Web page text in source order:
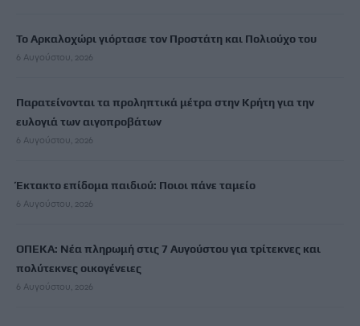
Το Αρκαλοχώρι γιόρτασε τον Προστάτη και Πολιούχο του
6 Αυγούστου, 2026
Παρατείνονται τα προληπτικά μέτρα στην Κρήτη για την
ευλογιά των αιγοπροβάτων
6 Αυγούστου, 2026
Έκτακτο επίδομα παιδιού: Ποιοι πάνε ταμείο
6 Αυγούστου, 2026
ΟΠΕΚΑ: Νέα πληρωμή στις 7 Αυγούστου για τρίτεκνες και
πολύτεκνες οικογένειες
6 Αυγούστου, 2026